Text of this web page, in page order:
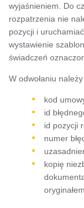
wyjaśnieniem. Do
rozpatrzenia nie
pozycji i
wystawienie
świadczeń
W odwołaniu
kod
id
id pozycji
numer
kopię